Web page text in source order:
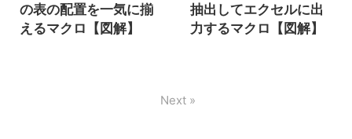
の表の配置を一気に揃
えるマクロ【図解】
抽出してエクセルに出
力するマクロ【図解】
Next »